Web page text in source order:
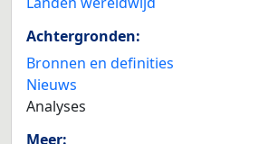
Achtergronden:
Bronnen en definities
Nieuws
Analyses
Meer: